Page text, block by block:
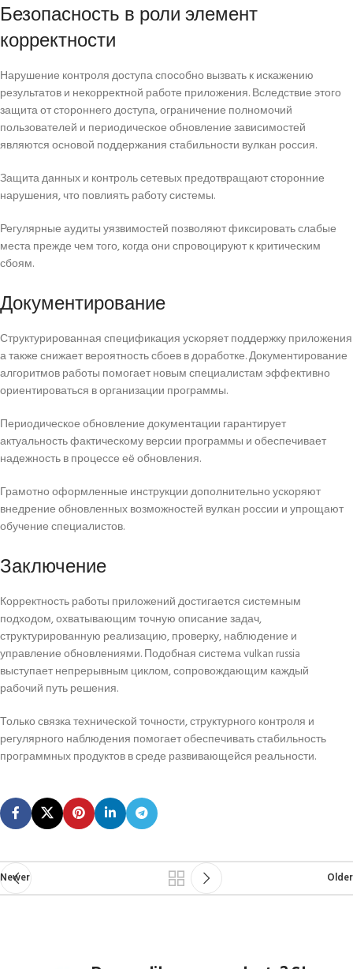
Безопасность в роли элемент
корректности
Нарушение контроля доступа способно вызвать к искажению
результатов и некорректной работе приложения. Вследствие этого
защита от стороннего доступа, ограничение полномочий
пользователей и периодическое обновление зависимостей
являются основой поддержания стабильности вулкан россия.
Защита данных и контроль сетевых предотвращают сторонние
нарушения, что повлиять работу системы.
Регулярные аудиты уязвимостей позволяют фиксировать слабые
места прежде чем того, когда они спровоцируют к критическим
сбоям.
Документирование
Структурированная спецификация ускоряет поддержку приложения
а также снижает вероятность сбоев в доработке. Документирование
алгоритмов работы помогает новым специалистам эффективно
ориентироваться в организации программы.
Периодическое обновление документации гарантирует
актуальность фактическому версии программы и обеспечивает
надежность в процессе её обновления.
Грамотно оформленные инструкции дополнительно ускоряют
внедрение обновленных возможностей вулкан россии и упрощают
обучение специалистов.
Заключение
Корректность работы приложений достигается системным
подходом, охватывающим точную описание задач,
структурированную реализацию, проверку, наблюдение и
управление обновлениями. Подобная система vulkan russia
выступает непрерывным циклом, сопровождающим каждый
рабочий путь решения.
Только связка технической точности, структурного контроля и
регулярного наблюдения помогает обеспечивать стабильность
программных продуктов в среде развивающейся реальности.
Newer Older